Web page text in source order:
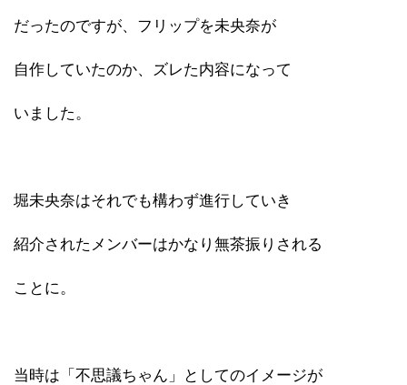
だったのですが、フリップを未央奈が
自作していたのか、ズレた内容になって
いました。
堀未央奈はそれでも構わず進行していき
紹介されたメンバーはかなり無茶振りされる
ことに。
当時は「不思議ちゃん」としてのイメージが